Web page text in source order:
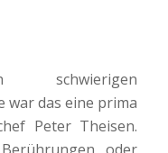
das eine prima
Peter Theisen.